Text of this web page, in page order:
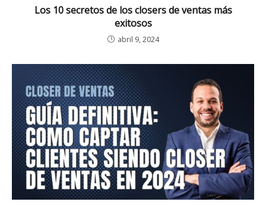
Los 10 secretos de los closers de ventas más
exitosos
abril 9, 2024